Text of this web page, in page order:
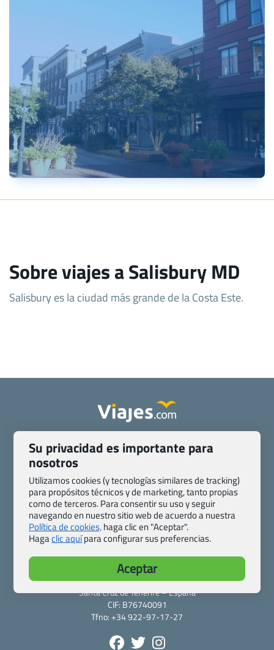
Sobre viajes a Salisbury MD
Salisbury es la ciudad más grande de la Costa Este.
Quienes somos
Pasaporte, Visado, Salud y otras disposiciones específicas
Blog de Viajes.com
Preguntas frecuentes
Condiciones generales
Política de privacidad y cookies
Transparencia
Todas las páginas – sitemap
Viajes.com
Last Minute Express S.L.U.
c/ Drago, CC HLS, Local 13
38660 Miraverde – Adeje
Santa Cruz de Tenerife – España
CIF: B76740091
Tfno: +34 922-97-17-27
Su privacidad es importante para
nosotros
Utilizamos cookies (y tecnologías similares de tracking)
para propósitos técnicos y de marketing, tanto propias
como de terceros. Para consentir su uso y seguir
navegando en nuestro sitio web de acuerdo a nuestra
Política de cookies,haga clic en "Aceptar".
Hagaclic aquípara configurar sus preferencias.
Aceptar